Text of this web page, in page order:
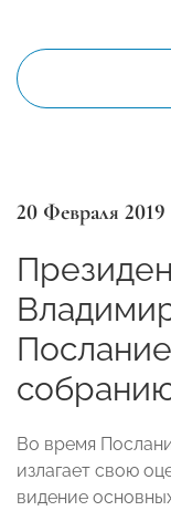
20 Февраля 2019
Во время
излагает свою
видение